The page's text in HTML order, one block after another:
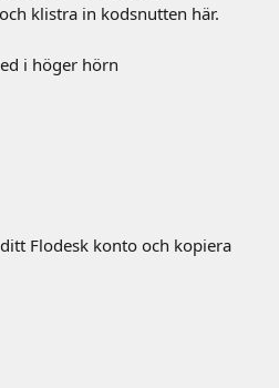
och klistra in kodsnutten här.
i höger hörn
Flodesk konto och kopiera